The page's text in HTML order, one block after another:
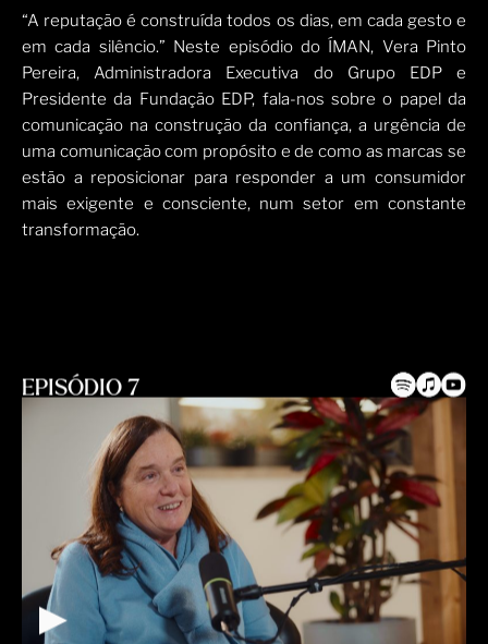
“A reputação é construída todos os dias, em cada gesto e
em cada silêncio.” Neste episódio do ÍMAN, Vera Pinto
Pereira, Administradora Executiva do Grupo EDP e
Presidente da Fundação EDP, fala-nos sobre o papel da
comunicação na construção da confiança, a urgência de
uma comunicação com propósito e de como as marcas se
estão a reposicionar para responder a um consumidor
mais exigente e consciente, num setor em constante
transformação.
EPISÓDIO 7